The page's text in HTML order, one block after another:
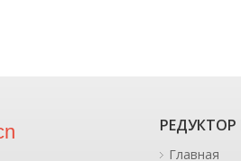
РЕДУКТОР
Главная